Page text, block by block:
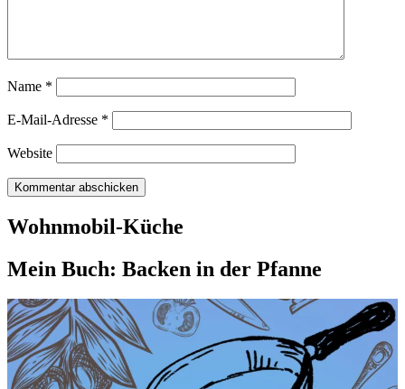
Name *
E-Mail-Adresse *
Website
Wohnmobil-Küche
Mein Buch: Backen in der Pfanne